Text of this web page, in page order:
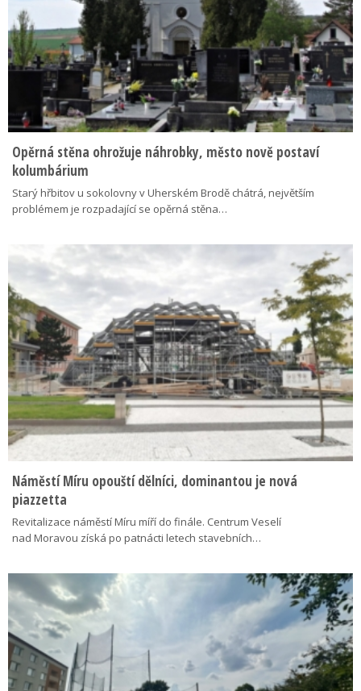
Opěrná stěna ohrožuje náhrobky, město nově postaví
kolumbárium
Starý hřbitov u sokolovny v Uherském Brodě chátrá, největším
problémem je rozpadající se opěrná stěna…
Náměstí Míru opouští dělníci, dominantou je nová
piazzetta
Revitalizace náměstí Míru míří do finále. Centrum Veselí
nad Moravou získá po patnácti letech stavebních…